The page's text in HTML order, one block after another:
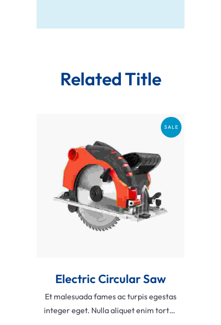
Related Title
SALE
Add To Cart
Electric Circular Saw
Et malesuada fames ac turpis egestas
integer eget. Nulla aliquet enim tortor